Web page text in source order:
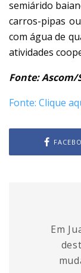
semiárido
carros-pipas
com água de
atividades
Fonte: Ascom/
Fonte: Clique
Em